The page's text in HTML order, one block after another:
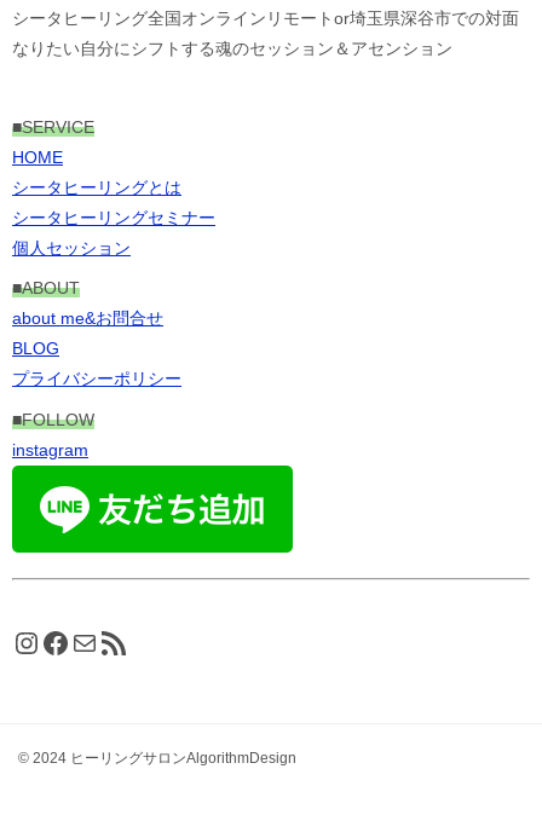
シータヒーリング全国オンラインリモートor埼玉県深谷市での対面
なりたい自分にシフトする魂のセッション＆アセンション
■SERVICE
HOME
シータヒーリングとは
シータヒーリングセミナー
個人セッション
■ABOUT
about me&お問合せ
BLOG
プライバシーポリシー
■FOLLOW
instagram
Instagram
Facebook
メールRSS フィード
© 2024 ヒーリングサロンAlgorithmDesign